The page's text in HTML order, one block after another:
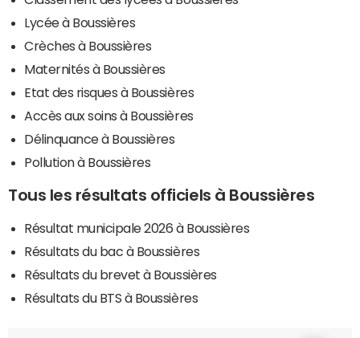
Lycée à Boussières
Crèches à Boussières
Maternités à Boussières
Etat des risques à Boussières
Accès aux soins à Boussières
Délinquance à Boussières
Pollution à Boussières
Tous les résultats officiels à Boussières
Résultat municipale 2026 à Boussières
Résultats du bac à Boussières
Résultats du brevet à Boussières
Résultats du BTS à Boussières